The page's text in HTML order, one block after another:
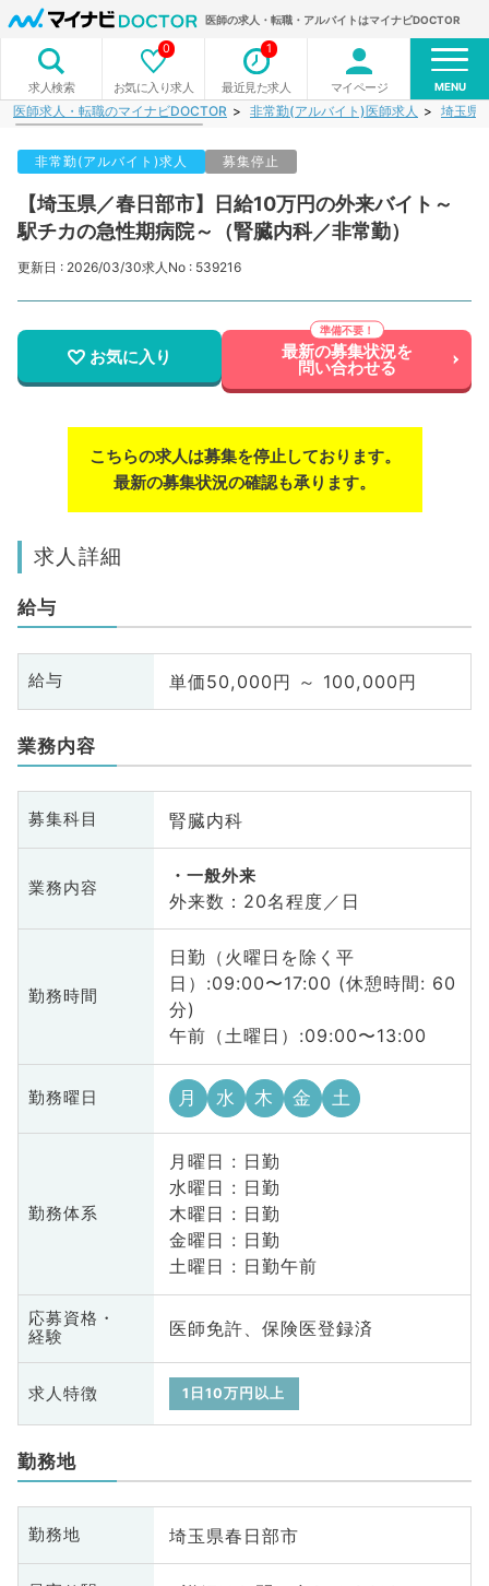
医師の求人・転職・アルバイトはマイナビDOCTOR
求人検索 お気に入り求人
0
最近見た求人
1
マイページ MENU
医師求人・転職のマイナビDOCTOR 非常勤(アルバイト)医師求人 埼玉県
非常勤(アルバイト)求人 募集停止
【埼玉県／春日部市】日給10万円の外来バイト～
駅チカの急性期病院～（腎臓内科／非常勤）
更新日 : 2026/03/30求人No : 539216
お気に入り 最新の募集状況を
問い合わせる
こちらの求人は募集を停止しております。
最新の募集状況の確認も承ります。
求人詳細
給与
給与 単価50,000円 ～ 100,000円
業務内容
募集科目 腎臓内科
業務内容
一般外来
外来数：20名程度／日
勤務時間
日勤（火曜日を除く平
日）:09:00〜17:00 (休憩時間: 60
分)
午前（土曜日）:09:00〜13:00
勤務曜日 月 水 木 金 土
勤務体系
月曜日 : 日勤
水曜日 : 日勤
木曜日 : 日勤
金曜日 : 日勤
土曜日 : 日勤午前
応募資格・
経験
医師免許、保険医登録済
求人特徴 1日10万円以上
勤務地
勤務地 埼玉県春日部市